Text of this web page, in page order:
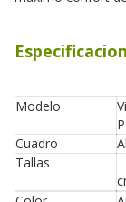
Modelo
Cuadro
Tallas